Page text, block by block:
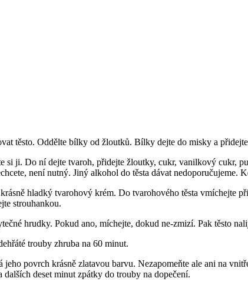
těsto. Oddělte bílky od žloutků. Bílky dejte do misky a
si ji. Do ní dejte tvaroh, přidejte žloutky, cukr, vanilkový cukr,
není nutný. Jiný alkohol do těsta dávat nedoporučujeme.
hladký tvarohový krém. Do tvarohového těsta vmíchejte
strouhankou.
hrudky. Pokud ano, míchejte, dokud ne-zmizí. Pak těsto
trouby zhruba na 60 minut.
jeho povrch krásně zlatavou barvu. Nezapomeňte ale ani na
deset minut zpátky do trouby na dopečení.